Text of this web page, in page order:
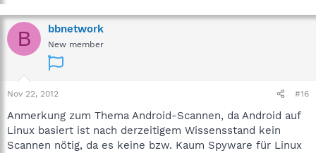
B bbnetwork
New member
Nov 22, 2012 #16
Anmerkung zum Thema Android-Scannen, da Android auf
Linux basiert ist nach derzeitigem Wissensstand kein
Scannen nötig, da es keine bzw. Kaum Spyware für Linux